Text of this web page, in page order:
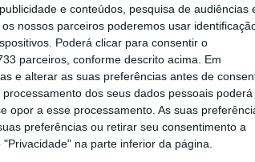
e conteúdos, pesquisa de audiências
nossos parceiros poderemos usar
Poderá clicar para consentir o
parceiros, conforme descrito acima. Em
e alterar as suas preferências antes de
dos seus dados pessoais poderá
opor a esse processamento. As suas
preferências ou retirar seu consentimento a
na parte inferior da página.